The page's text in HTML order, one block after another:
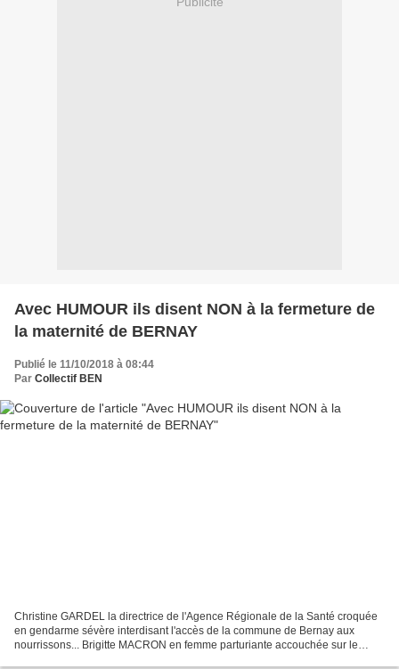
Avec HUMOUR ils disent NON à la fermeture de
la maternité de BERNAY
Publié le 11/10/2018 à 08:44
Par Collectif BEN
Christine GARDEL la directrice de l'Agence Régionale de la Santé croquée
en gendarme sévère interdisant l'accès de la commune de Bernay aux
nourrissons... Brigitte MACRON en femme parturiante accouchée sur le